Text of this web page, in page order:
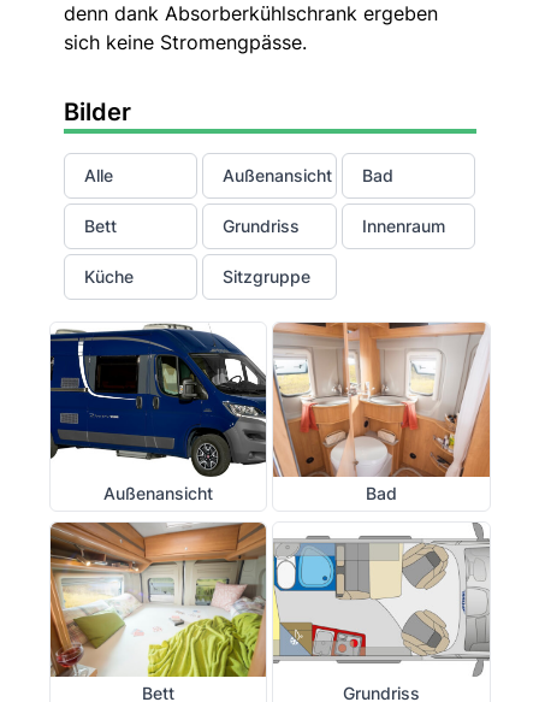
denn dank Absorberkühlschrank ergeben
sich keine Stromengpässe.
Bilder
Alle Außenansicht Bad
Bett Grundriss Innenraum
Küche Sitzgruppe
Außenansicht Bad
Bett Grundriss